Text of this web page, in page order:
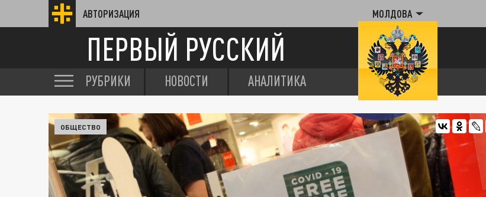
АВТОРИЗАЦИЯ МОЛДОВА
ПЕРВЫЙ РУССКИЙ
РУБРИКИ НОВОСТИ АНАЛИТИКА
ОБЩЕСТВО